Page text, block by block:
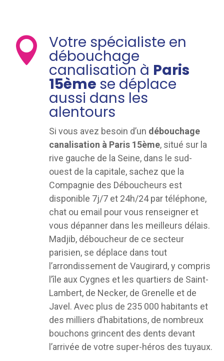
 Votre spécialiste en
débouchage
canalisation à Paris
15ème se déplace
aussi dans les
alentours
Si vous avez besoin d’un débouchage
canalisation à Paris 15ème, situé sur la
rive gauche de la Seine, dans le sud-
ouest de la capitale, sachez que la
Compagnie des Déboucheurs est
disponible 7j/7 et 24h/24 par téléphone,
chat ou email pour vous renseigner et
vous dépanner dans les meilleurs délais.
Madjib, déboucheur de ce secteur
parisien, se déplace dans tout
l’arrondissement de Vaugirard, y compris
l’île aux Cygnes et les quartiers de Saint-
Lambert, de Necker, de Grenelle et de
Javel. Avec plus de 235 000 habitants et
des milliers d’habitations, de nombreux
bouchons grincent des dents devant
l’arrivée de votre super-héros des tuyaux.